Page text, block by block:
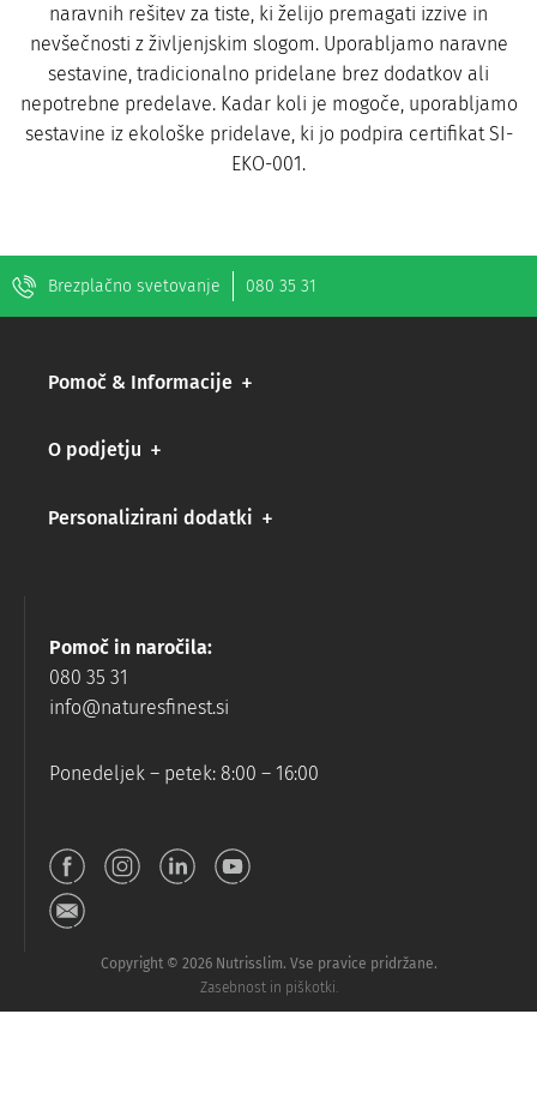
naravnih rešitev za tiste, ki želijo premagati izzive in
nevšečnosti z življenjskim slogom. Uporabljamo naravne
sestavine, tradicionalno pridelane brez dodatkov ali
nepotrebne predelave. Kadar koli je mogoče, uporabljamo
sestavine iz ekološke pridelave, ki jo podpira certifikat SI-
EKO-001.
Brezplačno svetovanje 080 35 31
Pomoč & Informacije
O podjetju
Personalizirani dodatki
Pomoč in naročila:
080 35 31
info@naturesfinest.si
Ponedeljek – petek: 8:00 – 16:00
Copyright © 2026 Nutrisslim. Vse pravice pridržane.
Zasebnost in piškotki.